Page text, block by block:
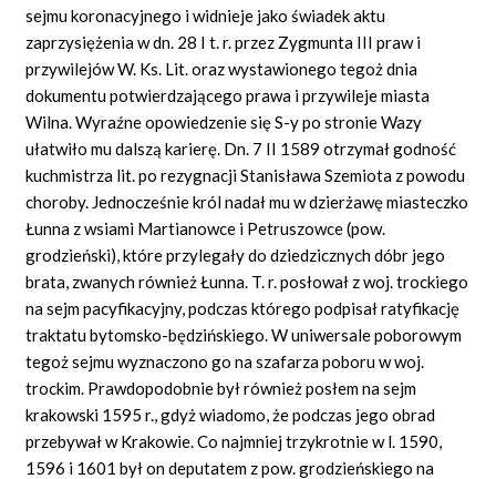
sejmu koronacyjnego i widnieje jako świadek aktu
zaprzysiężenia w dn. 28 I t. r. przez Zygmunta III praw i
przywilejów W. Ks. Lit. oraz wystawionego tegoż dnia
dokumentu potwierdzającego prawa i przywileje miasta
Wilna. Wyraźne opowiedzenie się S-y po stronie Wazy
ułatwiło mu dalszą karierę. Dn. 7 II 1589 otrzymał godność
kuchmistrza lit. po rezygnacji Stanisława Szemiota z powodu
choroby. Jednocześnie król nadał mu w dzierżawę miasteczko
Łunna z wsiami Martianowce i Petruszowce (pow.
grodzieński), które przylegały do dziedzicznych dóbr jego
brata, zwanych również Łunna. T. r. posłował z woj. trockiego
na sejm pacyfikacyjny, podczas którego podpisał ratyfikację
traktatu bytomsko-będzińskiego. W uniwersale poborowym
tegoż sejmu wyznaczono go na szafarza poboru w woj.
trockim. Prawdopodobnie był również posłem na sejm
krakowski 1595 r., gdyż wiadomo, że podczas jego obrad
przebywał w Krakowie. Co najmniej trzykrotnie w l. 1590,
1596 i 1601 był on deputatem z pow. grodzieńskiego na